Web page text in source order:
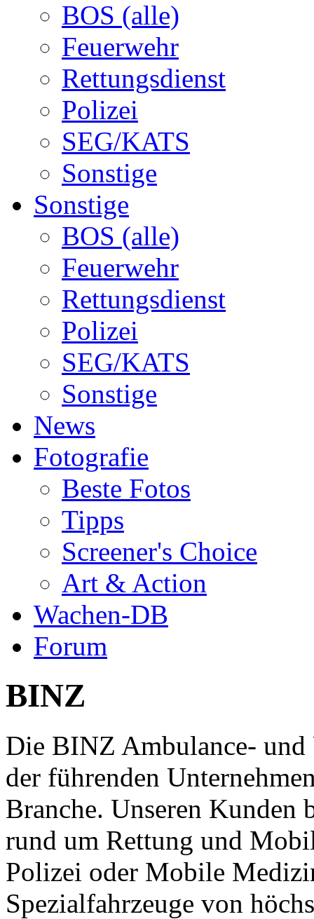
BOS (alle)
Feuerwehr
Rettungsdienst
Polizei
SEG/KATS
Sonstige
Sonstige
BOS (alle)
Feuerwehr
Rettungsdienst
Polizei
SEG/KATS
Sonstige
News
Fotografie
Beste Fotos
Tipps
Screener's Choice
Art & Action
Wachen-DB
Forum
BINZ
Die BINZ Ambulance-
der führenden
Branche. Unseren Kunden
rund um Rettung und
Polizei oder Mobile
Spezialfahrzeuge von